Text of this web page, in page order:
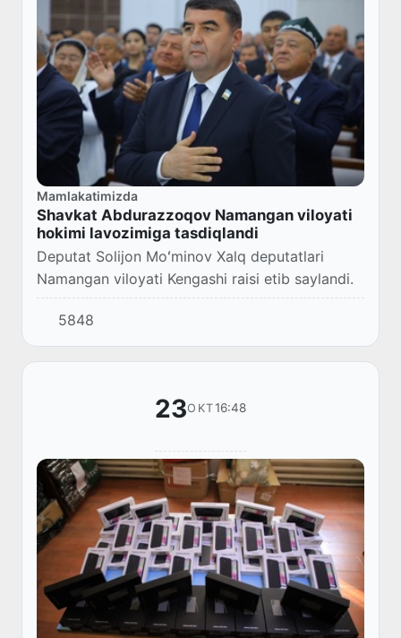
Mamlakatimizda
Shavkat Abdurazzoqov Namangan viloyati
hokimi lavozimiga tasdiqlandi
Deputat Solijon Moʻminov Xalq deputatlari
Namangan viloyati Kengashi raisi etib saylandi.
5848
23OKT16:48